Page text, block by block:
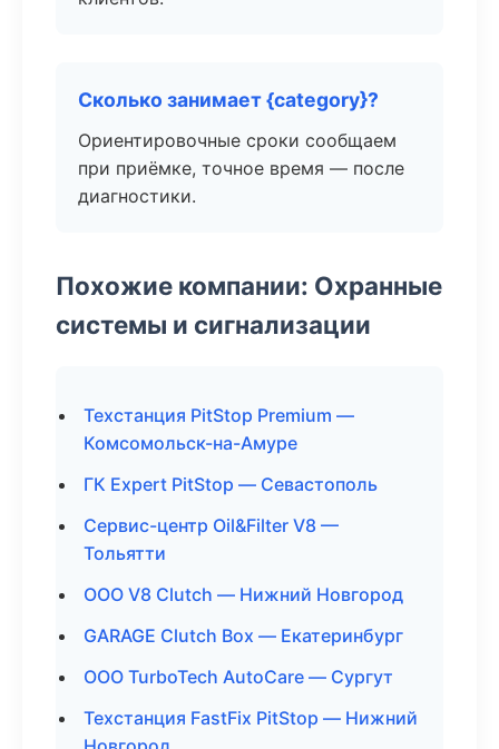
Сколько занимает {category}?
Ориентировочные сроки сообщаем
при приёмке, точное время — после
диагностики.
Похожие компании: Охранные
системы и сигнализации
Техстанция PitStop Premium —
Комсомольск-на-Амуре
ГК Expert PitStop — Севастополь
Сервис-центр Oil&Filter V8 —
Тольятти
ООО V8 Clutch — Нижний Новгород
GARAGE Clutch Box — Екатеринбург
ООО TurboTech AutoCare — Сургут
Техстанция FastFix PitStop — Нижний